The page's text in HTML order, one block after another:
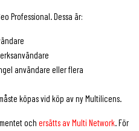
Professional. Dessa är:
användare eller flera
köpas vid köp av ny Multilicens.
och ersätts av Multi Network. För